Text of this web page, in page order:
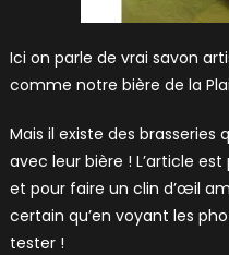
Ici on parle de vrai savon
comme notre bière de la
Mais il existe des
avec leur bière ! L’article
et pour faire un clin d’œil
certain qu’en voyant les
tester !